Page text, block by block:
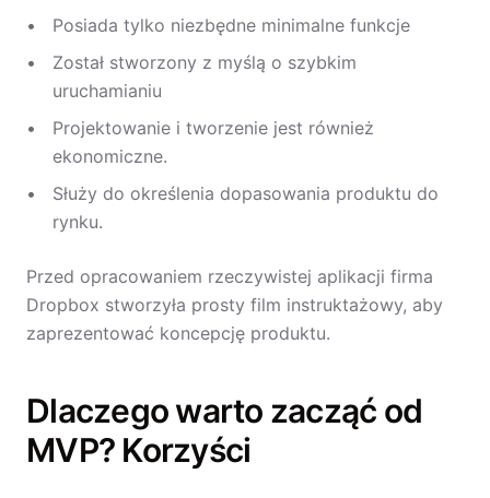
Posiada tylko niezbędne minimalne funkcje
Został stworzony z myślą o szybkim
uruchamianiu
Projektowanie i tworzenie jest również
ekonomiczne.
Służy do określenia dopasowania produktu do
rynku.
Przed opracowaniem rzeczywistej aplikacji firma
Dropbox stworzyła prosty film instruktażowy, aby
zaprezentować koncepcję produktu.
Dlaczego warto zacząć od
MVP? Korzyści